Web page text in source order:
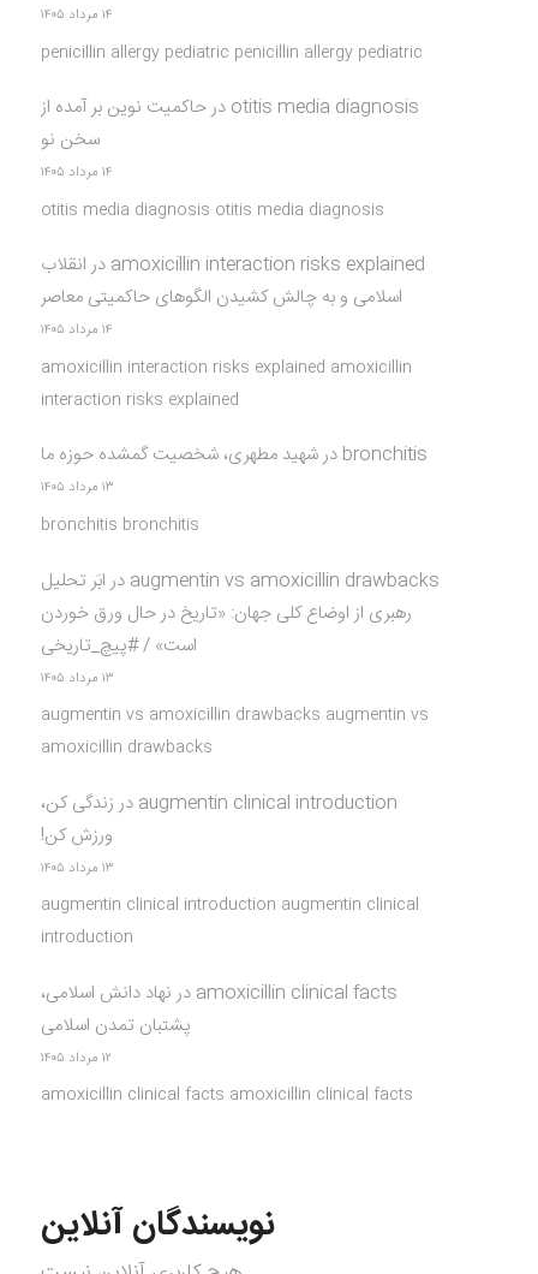
۱۴ مرداد ۱۴۰۵
penicillin allergy pediatric penicillin allergy pediatric
otitis media diagnosis درحاکمیت نوین بر آمده از
سخن نو
۱۴ مرداد ۱۴۰۵
otitis media diagnosis otitis media diagnosis
amoxicillin interaction risks explained درانقلاب
اسلامی و به چالش کشیدن الگوهای حاکمیتی معاصر
۱۴ مرداد ۱۴۰۵
amoxicillin interaction risks explained amoxicillin
interaction risks explained
bronchitis درشهید مطهری، شخصیت گمشده حوزه ما
۱۳ مرداد ۱۴۰۵
bronchitis bronchitis
augmentin vs amoxicillin drawbacks در ابَر تحلیل
رهبری از اوضاع کلی جهان: «تاریخ در حال ورق خوردن
است» / #پیچ_تاریخی
۱۳ مرداد ۱۴۰۵
augmentin vs amoxicillin drawbacks augmentin vs
amoxicillin drawbacks
augmentin clinical introduction در زندگی کن،
ورزش کن!
۱۳ مرداد ۱۴۰۵
augmentin clinical introduction augmentin clinical
introduction
amoxicillin clinical facts در نهاد دانش اسلامی،
پشتبان تمدن اسلامی
۱۲ مرداد ۱۴۰۵
amoxicillin clinical facts amoxicillin clinical facts
نویسندگان آنلاین